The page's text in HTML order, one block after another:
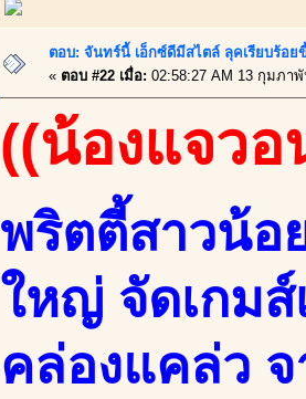
ตอบ: จันทร์นี้ เอ็กซ์ดีมีสไตล์ ลุคเรียบร้อ
« ตอบ #22 เมื่อ: 02:58:27 AM 13 กุมภา
((น้องแจวอ
พริตตี้สาวน้อ
ใหญ่ จัดเกมส์
คล่องแคล่ว